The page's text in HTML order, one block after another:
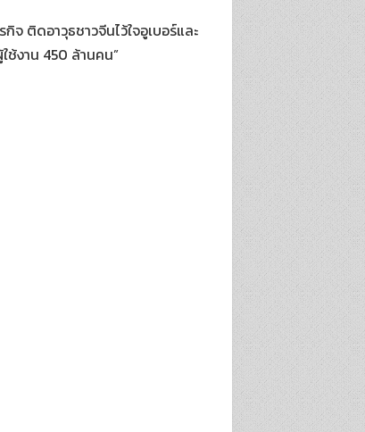
จ ติดอาวุธชาวจีนไว้ใจอูเบอร์และ
ช้งาน 450 ล้านคน”